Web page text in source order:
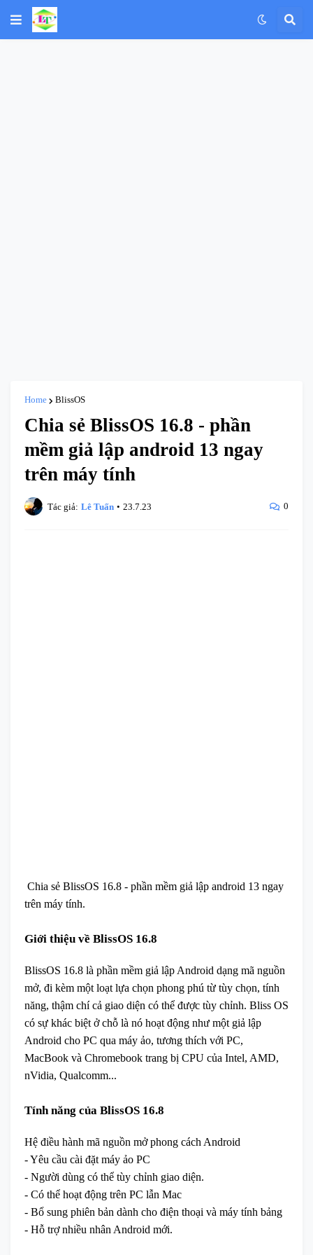
Home BlissOS
Chia sẻ BlissOS 16.8 - phần
mềm giả lập android 13 ngay
trên máy tính
Tác giả: Lê Tuấn • 23.7.23 0
Chia sẻ BlissOS 16.8 - phần mềm giả lập android 13 ngay
trên máy tính.
Giới thiệu về BlissOS 16.8
BlissOS 16.8 là phần mềm giả lập Android dạng mã nguồn
mở, đi kèm một loạt lựa chọn phong phú từ tùy chọn, tính
năng, thậm chí cả giao diện có thể được tùy chỉnh. Bliss OS
có sự khác biệt ở chỗ là nó hoạt động như một giả lập
Android cho PC qua máy ảo, tương thích với PC,
MacBook và Chromebook trang bị CPU của Intel, AMD,
nVidia, Qualcomm...
Tính năng của BlissOS 16.8
Hệ điều hành mã nguồn mở phong cách Android
- Yêu cầu cài đặt máy ảo PC
- Người dùng có thể tùy chỉnh giao diện.
- Có thể hoạt động trên PC lẫn Mac
- Bổ sung phiên bản dành cho điện thoại và máy tính bảng
- Hỗ trợ nhiều nhân Android mới.